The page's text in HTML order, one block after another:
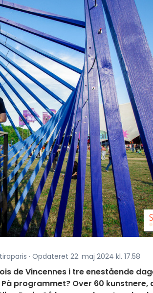
· Opdateret 22. maj 2024 kl. 17.58
de Vincennes i tre enestående
programmet? Over 60 kunstnere,